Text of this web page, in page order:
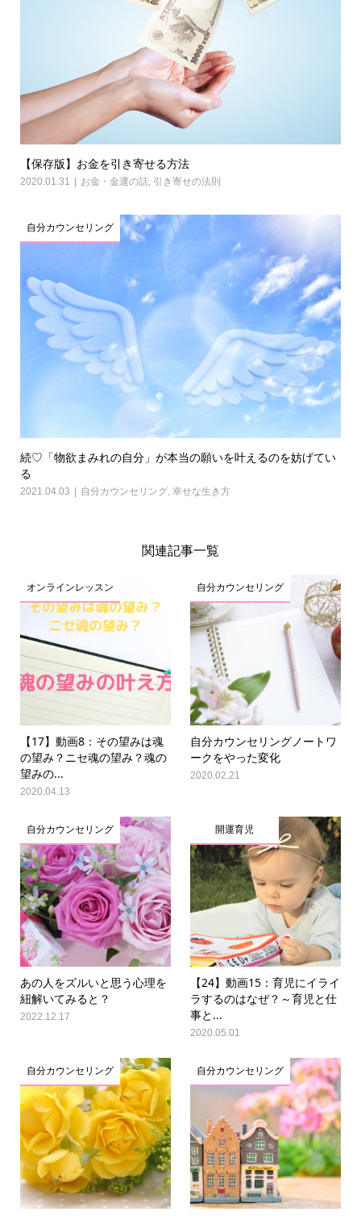
【保存版】お金を引き寄せる方法
2020.01.31 お金・金運の話, 引き寄せの法則
自分カウンセリング
続♡「物欲まみれの自分」が本当の願いを叶えるのを妨げてい
る
2021.04.03 自分カウンセリング, 幸せな生き方
関連記事一覧
オンラインレッスン
【17】動画8：その望みは魂
の望み？ニセ魂の望み？魂の
望みの...
2020.04.13
自分カウンセリング
自分カウンセリングノートワ
ークをやった変化
2020.02.21
自分カウンセリング
あの人をズルいと思う心理を
紐解いてみると？
2022.12.17
開運育児
【24】動画15：育児にイライ
ラするのはなぜ？～育児と仕
事と...
2020.05.01
自分カウンセリング 自分カウンセリング